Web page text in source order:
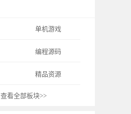
单机游戏
编程源码
精品资源
查看全部板块>>